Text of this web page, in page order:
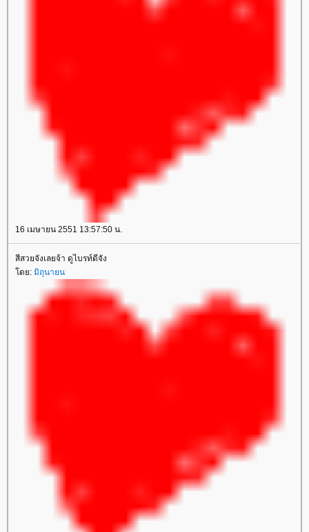
16 เมษายน 2551 13:57:50 น.
สีสวยจังเลยจ้า ดูไบรท์ดีจัง
ดย: มิถุนายน